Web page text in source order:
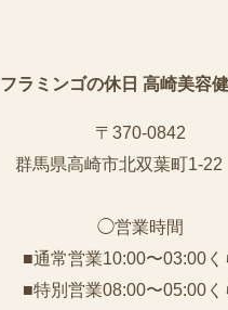
フラミンゴの休日 高崎美容
〒370-0842
群馬県高崎市北双葉町1-
◯営業時間
■通常営業10:00〜03:00く
■特別営業08:00〜05:00く